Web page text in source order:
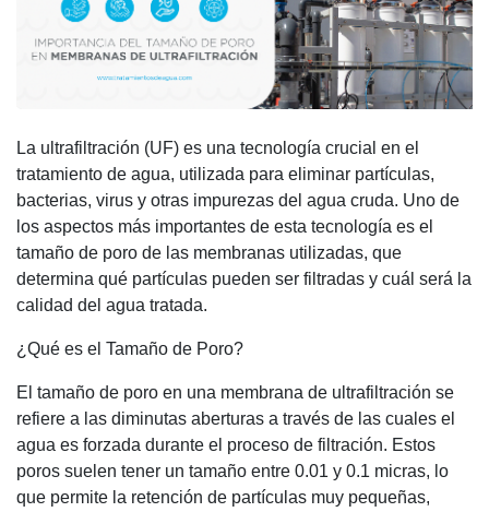
La ultrafiltración (UF) es una tecnología crucial en el
tratamiento de agua, utilizada para eliminar partículas,
bacterias, virus y otras impurezas del agua cruda. Uno de
los aspectos más importantes de esta tecnología es el
tamaño de poro de las membranas utilizadas, que
determina qué partículas pueden ser filtradas y cuál será la
calidad del agua tratada.
¿Qué es el Tamaño de Poro?
El tamaño de poro en una membrana de ultrafiltración se
refiere a las diminutas aberturas a través de las cuales el
agua es forzada durante el proceso de filtración. Estos
poros suelen tener un tamaño entre 0.01 y 0.1 micras, lo
que permite la retención de partículas muy pequeñas,